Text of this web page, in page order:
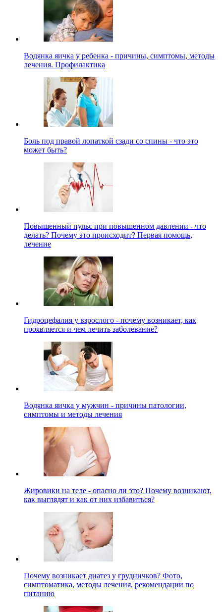
Водянка яичка у ребенка - причины, симптомы, методы
лечения. Профилактика
Боль под правой лопаткой сзади со спины - что это
может быть?
Повышенный пульс при повышенном давлении - что
делать? Почему это происходит? Первая помощь,
лечение
Гидроцефалия у взрослого - почему возникает, как
проявляется и чем лечить заболевание?
Водянка яичка у мужчин - причины патологии,
симптомы и методы лечения
Жировики на теле - опасно ли это? Почему возникают,
как выглядят и как от них избавиться?
Почему возникает диатез у грудничков? Фото,
симптоматика, методы лечения, рекомендации по
питанию